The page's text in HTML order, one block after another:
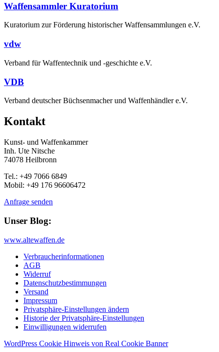
Waffensammler Kuratorium
Kuratorium zur Förderung historischer Waffensammlungen e.V.
vdw
Verband für Waffentechnik und -geschichte e.V.
VDB
Verband deutscher Büchsenmacher und Waffenhändler e.V.
Kontakt
Kunst- und Waffenkammer
Inh. Ute Nitsche
74078 Heilbronn
Tel.: +49 7066 6849
Mobil: +49 176 96606472
Anfrage senden
Unser Blog:
www.altewaffen.de
Verbraucherinformationen
AGB
Widerruf
Datenschutzbestimmungen
Versand
Impressum
Privatsphäre-Einstellungen ändern
Historie der Privatsphäre-Einstellungen
Einwilligungen widerrufen
WordPress Cookie Hinweis von Real Cookie Banner